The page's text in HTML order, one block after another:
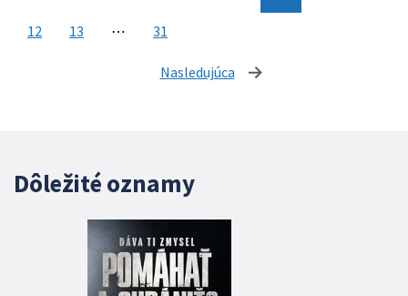
12 13 ⋯ 31
Nasledujúca stránka
Dôležité oznamy